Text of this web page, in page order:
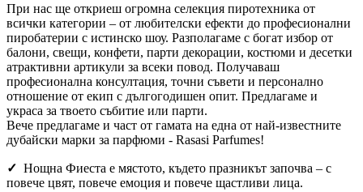
При нас ще откриеш огромна селекция пиротехника от
всички категории – от любителски ефекти до професионални
пиробатерии с истинско шоу. Разполагаме с богат избор от
балони, свещи, конфети, парти декорации, костюми и десетки
атрактивни артикули за всеки повод. Получаваш
професионална консултация, точни съвети и персонално
отношение от екип с дългогодишен опит. Предлагаме и
украса за твоето събитие или парти.
Вече предлагаме и част от гамата на една от най-известните
дубайски марки за парфюми - Rasasi Parfumes!
✓ Нощна Фиеста е мястото, където празникът започва – с
повече цвят, повече емоция и повече щастливи лица.